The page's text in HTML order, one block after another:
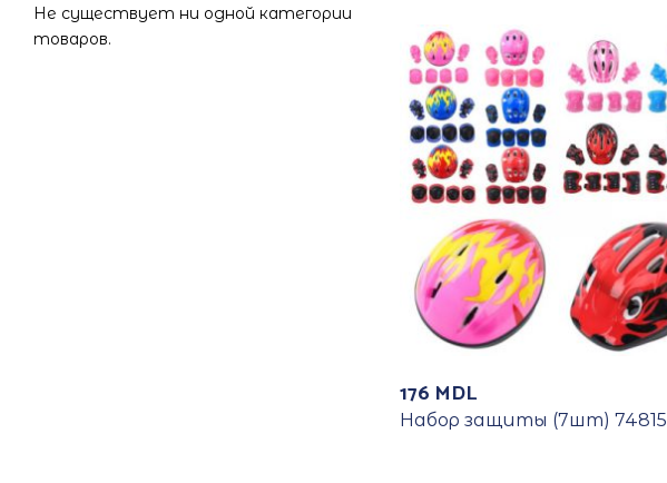
Не существует ни одной категории
товаров.
176 MDL
Набор защиты (7шт) 74815